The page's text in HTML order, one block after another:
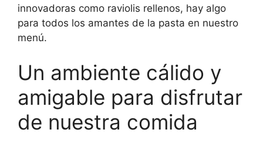
innovadoras como raviolis rellenos, hay algo
para todos los amantes de la pasta en nuestro
menú.
Un ambiente cálido y
amigable para disfrutar
de nuestra comida